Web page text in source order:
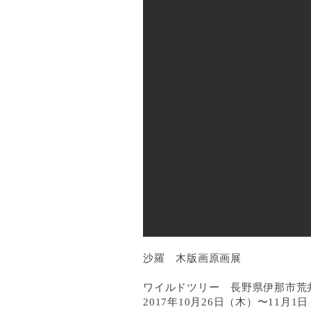
沙羅 木版画原画展
ワイルドツリー 長野県伊那市荒
2017年10 月26日（木）〜11月1日